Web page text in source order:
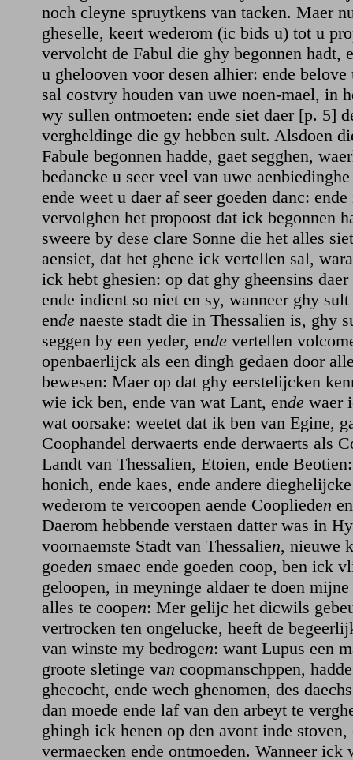
noch cleyne spruytkens van tacken. Maer
gheselle, keert wederom (ic bids u) tot u
vervolcht de Fabul die ghy begonnen hadt,
u ghelooven voor desen alhier: ende
sal costvry houden van uwe noen-mael, in
wy sullen ontmoeten: ende siet daer [p. 5]
vergheldinge die gy hebben sult. Alsdoen
Fabule begonnen hadde, gaet segghen,
bedancke u seer veel van uwe
ende weet u daer af seer goeden danc:
vervolghen het propoost dat ick begonnen
sweere by dese clare Sonne die het alles
aensiet, dat het ghene ick vertellen sal,
ick hebt ghesien: op dat ghy gheensins
ende indient so niet en sy, wanneer ghy
ende naeste stadt die in Thessalien is, ghy
seggen by een yeder, ende vertellen
openbaerlijck als een dingh gedaen door
bewesen: Maer op dat ghy eerstelijcken
wie ick ben, ende van wat Lant, ende waer
wat oorsake: weetet dat ik ben van Egine,
Coophandel derwaerts ende derwaerts als
Landt van Thessalien, Etoien, ende
honich, ende kaes, ende andere
wederom te vercoopen aende Cooplieden en
Daerom hebbende verstaen datter was in
voornaemste Stadt van Thessalien, nieuwe
goeden smaec ende goeden coop, ben ick
geloopen, in meyninge aldaer te doen
alles te coopen: Mer gelijc het dicwils
vertrocken ten ongelucke, heeft de
van winste my bedrogen: want Lupus een
groote sletinge van coopmanschppen,
ghecocht, ende wech ghenomen, des
dan moede ende laf van den arbeyt te
ghingh ick henen op den avont inde
vermaecken ende ontmoeden. Wanneer ick